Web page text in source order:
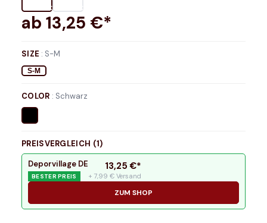
ab 13,25 €*
SIZE : S-M
S-M
COLOR : Schwarz
PREISVERGLEICH (1)
Deporvillage DE
BESTER PREIS
13,25 €*
+ 7,99 € Versand
ZUM SHOP